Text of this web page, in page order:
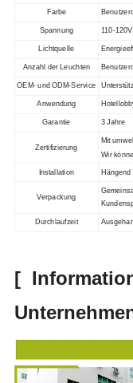
Farbe
Spannung 110-
Lichtquelle
Anzahl der Leuchten
OEM- und ODM-Service
Anwendung
Garantie 3 Jahre
Zertifizierung
Mit
Wir
Installation Hängend
Verpackung
Durchlaufzeit
[